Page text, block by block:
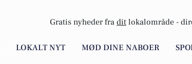
Gratis nyheder fra dit lokalområde -
LOKALT NYT MØD DINE NABOER